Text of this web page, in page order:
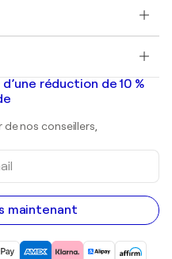
réduction de 10 %
nos conseillers,
maintenant